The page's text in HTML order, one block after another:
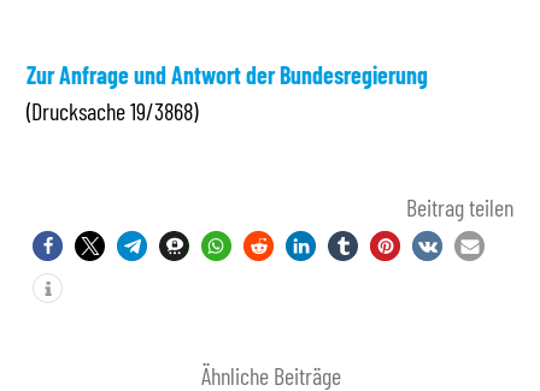
PRESSE
MEDIATHEK
Zur Anfrage und Antwort der Bundesregierung
(Drucksache 19/3868)
Beitrag teilen
Ähnliche Beiträge